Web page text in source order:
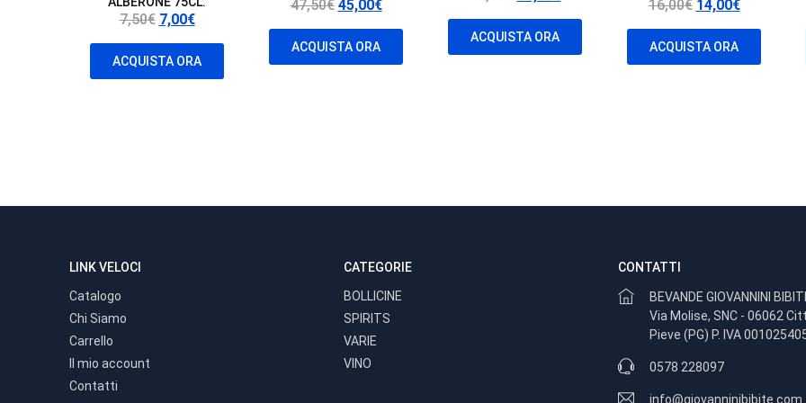
7,50€ Il
prezzo
originale
era:
7,00€Il
prezzo
attuale
è:
ACQUISTA ORA
47,50€ Il
prezzo
originale
era:
45,00€Il
prezzo
è:
ACQUISTA ORA
prezzo
originale
era:
prezzo
è:
ACQUISTA ORA
16,00€ Il
prezzo
originale
era:
14,00€Il
prezzo
è:
ACQUISTA ORA
LINK VELOCI
Catalogo
Chi Siamo
Carrello
Il mio account
Contatti
CATEGORIE
BOLLICINE
SPIRITS
VARIE
VINO
CONTATTI
BEVANDE GIOVANNINI
Via Molise, SNC - 06062
Pieve (PG) P. IVA
0578 228097
info@giovanninibibite.com